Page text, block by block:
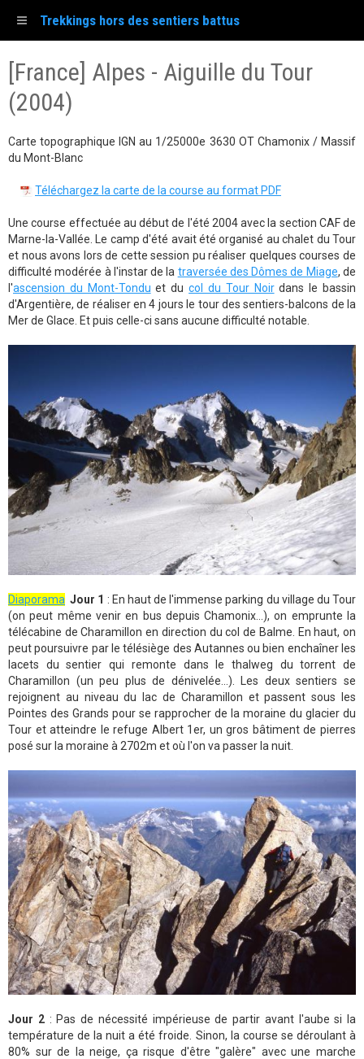
Trekkings hors des sentiers battus
[France] Alpes - Aiguille du Tour
(2004)
Carte topographique IGN au 1/25000e 3630 OT Chamonix / Massif
du Mont-Blanc
Téléchargez la carte de la course au format PDF
Une course effectuée au début de l'été 2004 avec la section CAF de
Marne-la-Vallée. Le camp d'été avait été organisé au chalet du Tour
et nous avons lors de cette session pu réaliser quelques courses de
difficulté modérée à l'instar de la traversée des Dômes de Miage, de
l'ascension du Mont-Tondu et ducol du Tour Noirdans le bassin
d'Argentière, de réaliser en 4 jours le tour des sentiers-balcons de la
Mer de Glace. Et puis celle-ci sans aucune difficulté notable.
Diaporama Jour 1 : En haut de l'immense parking du village du Tour
(on peut même venir en bus depuis Chamonix...), on emprunte la
télécabine de Charamillon en direction du col de Balme. En haut, on
peut poursuivre par le télésiège des Autannes ou bien enchaîner les
lacets du sentier qui remonte dans le thalweg du torrent de
Charamillon (un peu plus de dénivelée...). Les deux sentiers se
rejoignent au niveau du lac de Charamillon et passent sous les
Pointes des Grands pour se rapprocher de la moraine du glacier du
Tour et atteindre le refuge Albert 1er, un gros bâtiment de pierres
posé sur la moraine à 2702m et où l'on va passer la nuit.
Jour 2: Pas de nécessité impérieuse de partir avant l'aube si la
température de la nuit a été froide. Sinon, la course se déroulant à
80% sur de la neige, ça risque d'être "galère" avec une marche